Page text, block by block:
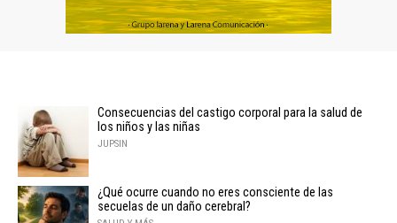
Consecuencias del castigo corporal para la salud de
los niños y las niñas
JUPSIN
¿Qué ocurre cuando no eres consciente de las
secuelas de un daño cerebral?